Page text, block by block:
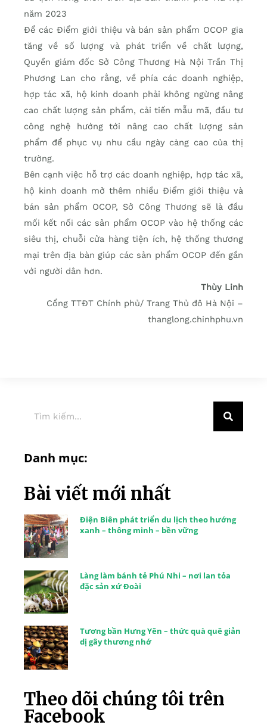
năm 2023
Ðể các Điểm giới thiệu và bán sản phẩm OCOP gia
tăng về số lượng và phát triển về chất lượng,
Quyền giám đốc Sở Công Thương Hà Nội Trần Thị
Phương Lan cho rằng, về phía các doanh nghiệp,
hợp tác xã, hộ kinh doanh phải không ngừng nâng
cao chất lượng sản phẩm, cải tiến mẫu mã, đầu tư
công nghệ hướng tới nâng cao chất lượng sản
phẩm để phục vụ nhu cầu ngày càng cao của thị
trường.
Bên cạnh việc hỗ trợ các doanh nghiệp, hợp tác xã,
hộ kinh doanh mở thêm nhiều Điểm giới thiệu và
bán sản phẩm OCOP, Sở Công Thương sẽ là đầu
mối kết nối các sản phẩm OCOP vào hệ thống các
siêu thị, chuỗi cửa hàng tiện ích, hệ thống thương
mại trên địa bàn giúp các sản phẩm OCOP đến gần
với người dân hơn.
Thùy Linh
Cổng TTĐT Chính phủ/ Trang Thủ đô Hà Nội –
thanglong.chinhphu.vn
Danh mục:
Bài viết mới nhất
Điện Biên phát triển du lịch theo hướng
xanh – thông minh – bền vững
Làng làm bánh tẻ Phú Nhi – nơi lan tỏa
đặc sản xứ Đoài
Tương bần Hưng Yên – thức quà quê giản
dị gây thương nhớ
Theo dõi chúng tôi trên
Facebook